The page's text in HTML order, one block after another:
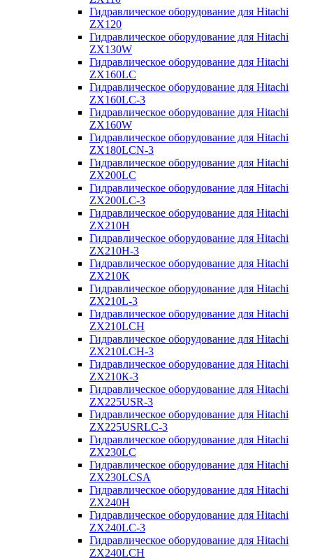
Гидравлическое оборудование для Hitachi
ZX120
Гидравлическое оборудование для Hitachi
ZX130W
Гидравлическое оборудование для Hitachi
ZX160LC
Гидравлическое оборудование для Hitachi
ZX160LC-3
Гидравлическое оборудование для Hitachi
ZX160W
Гидравлическое оборудование для Hitachi
ZX180LCN-3
Гидравлическое оборудование для Hitachi
ZX200LC
Гидравлическое оборудование для Hitachi
ZX200LC-3
Гидравлическое оборудование для Hitachi
ZX210H
Гидравлическое оборудование для Hitachi
ZX210H-3
Гидравлическое оборудование для Hitachi
ZX210K
Гидравлическое оборудование для Hitachi
ZX210L-3
Гидравлическое оборудование для Hitachi
ZX210LCH
Гидравлическое оборудование для Hitachi
ZX210LCH-3
Гидравлическое оборудование для Hitachi
ZX210К-3
Гидравлическое оборудование для Hitachi
ZX225USR-3
Гидравлическое оборудование для Hitachi
ZX225USRLC-3
Гидравлическое оборудование для Hitachi
ZX230LC
Гидравлическое оборудование для Hitachi
ZX230LCSA
Гидравлическое оборудование для Hitachi
ZX240H
Гидравлическое оборудование для Hitachi
ZX240LC-3
Гидравлическое оборудование для Hitachi
ZX240LCH